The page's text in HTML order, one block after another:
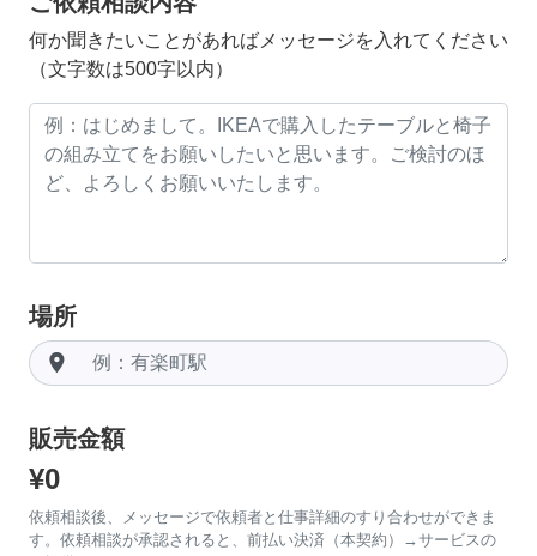
何か聞きたいことがあればメッセージを入れてください
（文字数は500字以内）
場所
room
販売金額
¥0
依頼相談後、メッセージで依頼者と仕事詳細のすり合わせができま
す。依頼相談が承認されると、前払い決済（本契約）→サービスの